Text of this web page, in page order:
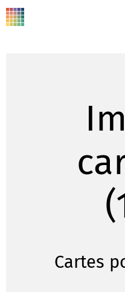
Cartes